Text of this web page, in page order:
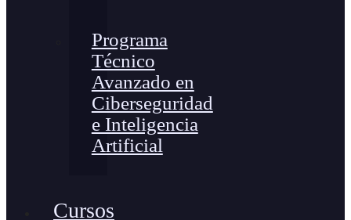
Programa
Técnico
Avanzado en
Ciberseguridad
e Inteligencia
Artificial
Cursos